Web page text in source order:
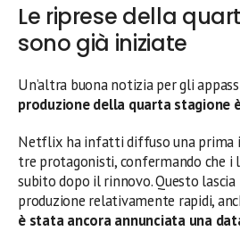
Le riprese della
sono già iniziate
Un’altra buona notizia per gli
produzione della quarta stagione
Netflix ha infatti diffuso una prima
tre protagonisti, confermando che
subito dopo il rinnovo. Questo
produzione relativamente rapidi,
è stata ancora annunciata una